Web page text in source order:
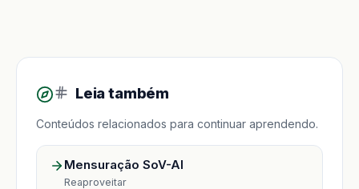
Leia também
Conteúdos relacionados para continuar aprendendo.
Mensuração SoV-AI
Reaproveitar